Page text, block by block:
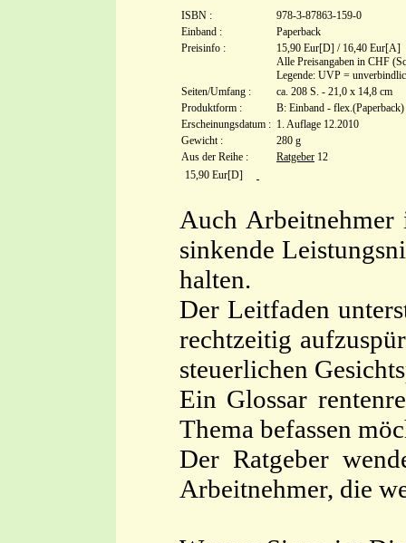
ISBN :
978-3-87863-159-0
Einband :
Paperback
Preisinfo :
15,90 Eur[D] / 16,40 Eur[A]
Alle Preisangaben in CHF
Legende: UVP =
Seiten/Umfang :
ca. 208 S. - 21,0 x 14,8 cm
Produktform :
B: Einband - flex.(Paperback)
Erscheinungsdatum : 1. Auflage 12.2010
Gewicht :
280 g
Aus der Reihe :
Ratgeber 12
15,90 Eur[D]
Auch
sinkende
halten.
Der Leitfaden
rechtzeitig
steuerlichen
Ein Glossar
Thema befassen
Der Ratgeber
Arbeitnehmer, die